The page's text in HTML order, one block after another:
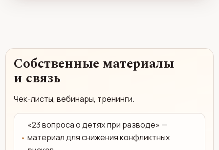
Собственные материалы
и связь
Чек-листы, вебинары, тренинги.
«23 вопроса о детях при разводе» —
материал для снижения конфликтных